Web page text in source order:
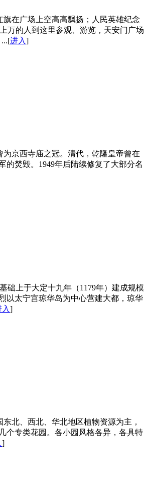
在广场上空高高飘扬；人民英雄纪念
万的人到这里参观、游览，天安门广场
进入]
京西寺庙之冠。清代，乾隆皇帝曾在
的焚毁。1949年后陆续修复了大部分名
础上于大定十九年（1179年）建成规模
以太宁宫琼华岛为中心营建大都，琼华
]
北、西北、华北地区植物资源为主，
个专类花园。各小园风格各异，各具特
]